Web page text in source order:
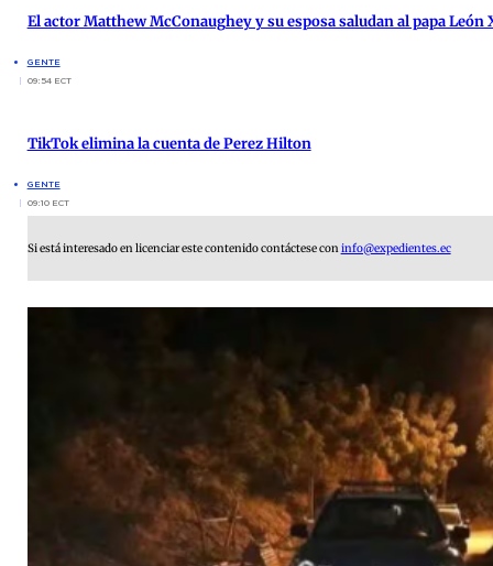
El actor Matthew McConaughey y su esposa saludan al papa León
GENTE
09:54 ECT
TikTok elimina la cuenta de Perez Hilton
GENTE
09:10 ECT
Si está interesado en licenciar este contenido contáctese con info@expedientes.ec